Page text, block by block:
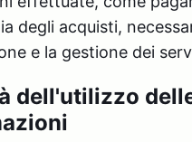
degli acquisti,
e la gestione dei
dell'utilizzo